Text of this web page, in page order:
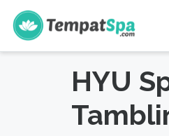
s
HYU